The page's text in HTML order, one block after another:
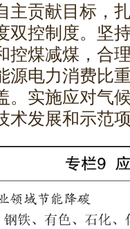
主贡献目标，
双控制度。坚
控煤减煤，合
源电力消费比
。实施应对气
术发展和示范